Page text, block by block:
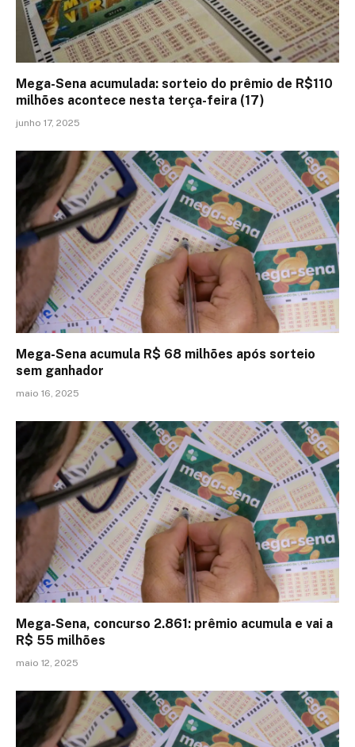
Mega-Sena acumulada: sorteio do prêmio de R$110
milhões acontece nesta terça-feira (17)
junho 17, 2025
Mega-Sena acumula R$ 68 milhões após sorteio
sem ganhador
maio 16, 2025
Mega-Sena, concurso 2.861: prêmio acumula e vai a
R$ 55 milhões
maio 12, 2025